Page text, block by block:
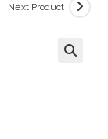
Next Product